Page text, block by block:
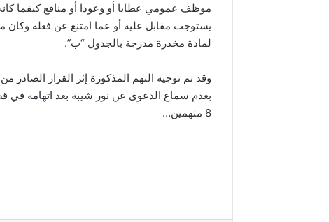
موظف عمومي عطايا أو وعودا أو منافع كيفما
يستوجب مقابل عليه أو عما امتنع عن فعله وكان
لمادة مخدرة مدرجة بالجدول “ب”.
وقد تم توجيه التهم المذكورة إثر القرار
بعدم سماع الدعوى عن نور شيبة بعد اتهامه في
8 متهمين…